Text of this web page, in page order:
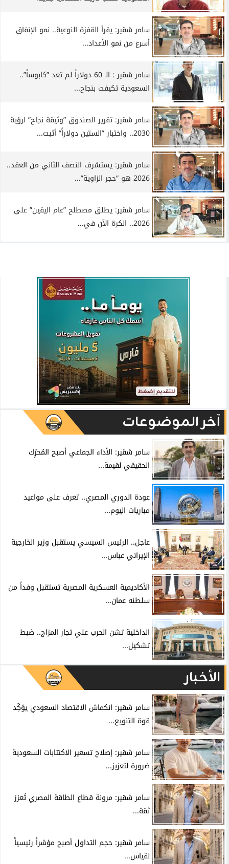
سامر شقير: يقرأ القفزة النوعية.. نمو الإنفاق
أسرع من نمو الأعداد...
سامر شقير : الـ 60 دولاراً لم تعد ”كابوساً”..
السعودية تكيفت بنجاح...
سامر شقير: تقرير الصندوق ”وثيقة نجاح” لرؤية
2030.. واختبار ”الستين دولاراً” أثبت...
سامر شقير: يستشرف النصف الثاني من العقد..
2026 هو ”حجر الزاوية”...
سامر شقير: يطلق مصطلح ”عام اليقين” على
2026.. الكرة الآن في...
آخر الموضوعات
سامر شقير: الأداء الجماعي أصبح المُحرِّك
الحقيقي لقيمة...
عودة الدوري المصري.. تعرف على مواعيد
مباريات اليوم...
عاجل.. الرئيس السيسي يستقبل وزير الخارجية
الإيراني عباس...
الأكاديمية العسكرية المصرية تستقبل وفداً من
سلطنه عمان...
الداخلية تشن الحرب علي تجار المزاج.. ضبط
تشكيل...
الأخبار
سامر شقير: انكماش الاقتصاد السعودي يؤكِّد
قوة التنويع...
سامر شقير: إصلاح تسعير الاكتتابات السعودية
ضرورة لتعزيز...
سامر شقير: مرونة قطاع الطاقة المصري تُعزز
ثقة...
سامر شقير: حجم التداول أصبح مؤشراً رئيسياً
لقياس...